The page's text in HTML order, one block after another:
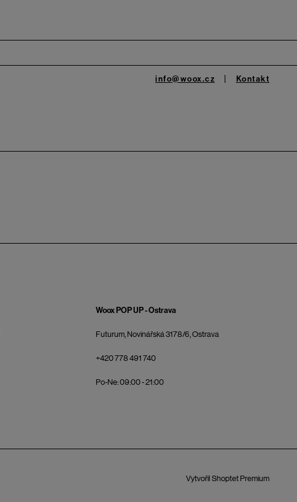
info@woox.cz Kontakt
Woox POP UP - Ostrava
Futurum, Novinářská 3178/6, Ostrava
+420 778 491 740
Po-Ne: 09:00 - 21:00
Vytvořil Shoptet Premium